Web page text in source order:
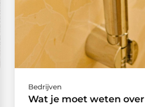
Bedrijven
Wat je moet weten over